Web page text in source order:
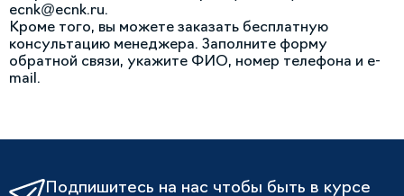
ecnk@ecnk.ru
Кроме того, вы можете заказать бесплатную
консультацию менеджера. Заполните форму
обратной связи, укажите ФИО, номер телефона и e-
mail.
Подпишитесь на нас чтобы быть в курсе